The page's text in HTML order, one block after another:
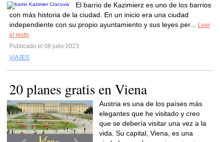
El barrio de Kazimierz es uno de los barrios
con más historia de la ciudad. En un inicio era una ciudad
independiente con su propio ayuntamiento y sus leyes per...
Leer
el resto
Publicado el 08 julio 2023
VIAJES
20 planes gratis en Viena
Austria es una de los países más
elegantes que he visitado y creo
que se debería visitar una vez a la
vida. Su capital, Viena, es una